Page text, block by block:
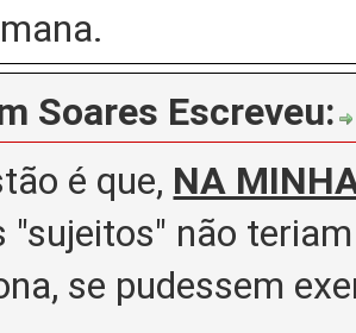
Soares Escreveu:
é que, NA
"sujeitos" não
se pudessem